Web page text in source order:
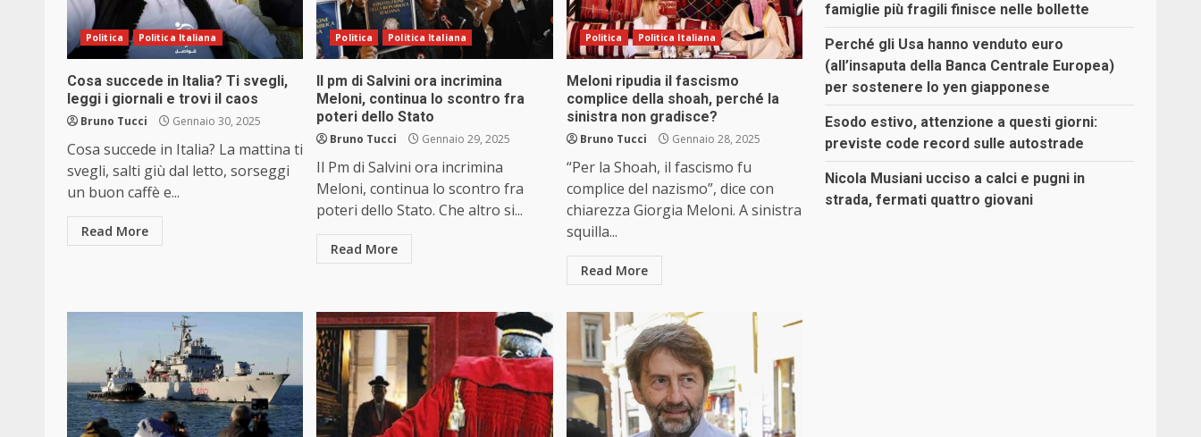
Politica Politica Italiana
Cosa succede in Italia? Ti svegli,
leggi i giornali e trovi il caos
Bruno Tucci Gennaio 30, 2025
Cosa succede in Italia? La mattina ti
svegli, salti giù dal letto, sorseggi
un buon caffè e...
Read More
Politica Politica Italiana
Il pm di Salvini ora incrimina
Meloni, continua lo scontro fra
poteri dello Stato
Bruno Tucci Gennaio 29, 2025
Il Pm di Salvini ora incrimina
Meloni, continua lo scontro fra
poteri dello Stato. Che altro si...
Read More
Politica Politica Italiana
Meloni ripudia il fascismo
complice della shoah, perché la
sinistra non gradisce?
Bruno Tucci Gennaio 28, 2025
“Per la Shoah, il fascismo fu
complice del nazismo”, dice con
chiarezza Giorgia Meloni. A sinistra
squilla...
Read More
famiglie più fragili finisce nelle bollette
Perché gli Usa hanno venduto euro
(all’insaputa della Banca Centrale Europea)
per sostenere lo yen giapponese
Esodo estivo, attenzione a questi giorni:
previste code record sulle autostrade
Nicola Musiani ucciso a calci e pugni in
strada, fermati quattro giovani